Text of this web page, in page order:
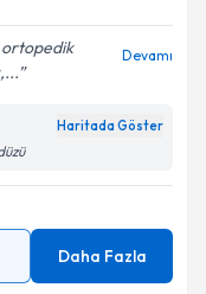
ortopedik
Devamı
Haritada Göster
Daha Fazla